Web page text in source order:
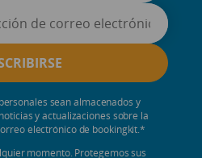
sean almacenados y
y actualizaciones sobre la
electrónico de bookingkit.*
momento. Protegemos sus